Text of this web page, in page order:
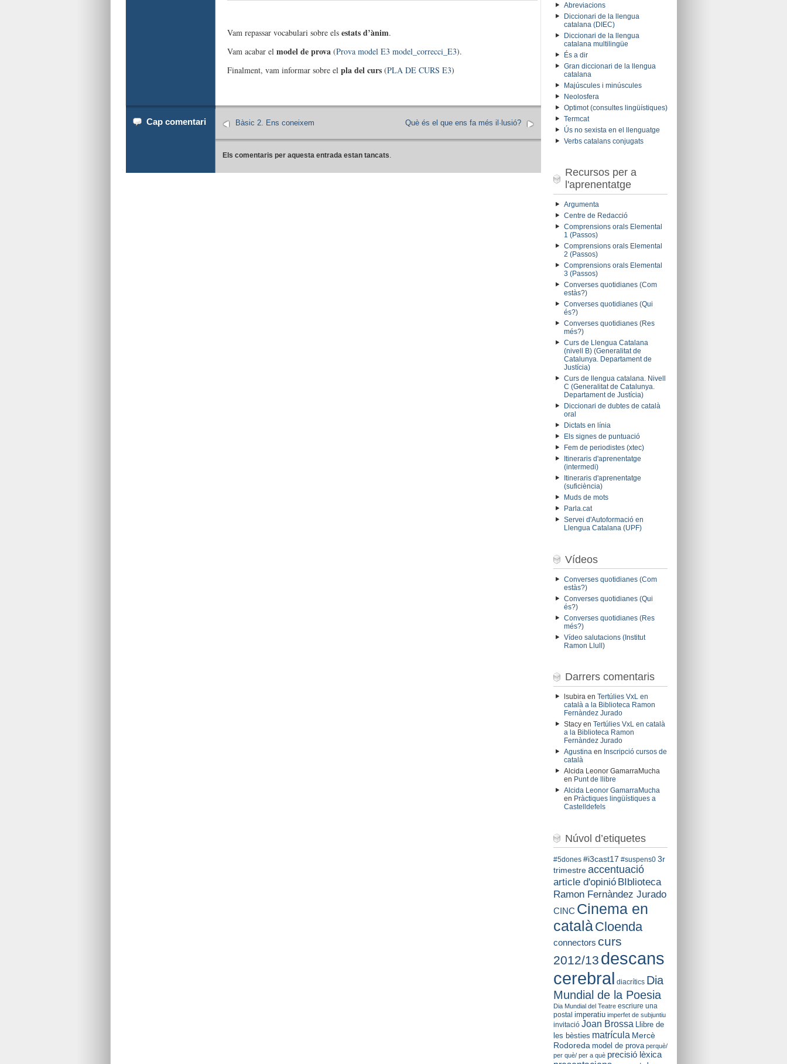
Vam repassar vocabulari sobre els estats d’ànim.
Vam acabar el model de prova(Prova model E3 model_correcci_E3).
Finalment, vam informar sobre el pla del curs (PLA DE CURS E3)
Cap comentari Què és el que ens fa més il·lusió?
Bàsic 2. Ens coneixem
Els comentaris per aquesta entrada estan tancats.
Abreviacions
Diccionari de la llengua
catalana (DIEC)
Diccionari de la llengua
catalana multilingüe
És a dir
Gran diccionari de la llengua
catalana
Majúscules i minúscules
Neolosfera
Optimot (consultes lingüístiques)
Termcat
Ús no sexista en el llenguatge
Verbs catalans conjugats
Recursos per a
l'aprenentatge
Argumenta
Centre de Redacció
Comprensions orals Elemental
1 (Passos)
Comprensions orals Elemental
2 (Passos)
Comprensions orals Elemental
3 (Passos)
Converses quotidianes (Com
estàs?)
Converses quotidianes (Qui
és?)
Converses quotidianes (Res
més?)
Curs de Llengua Catalana
(nivell B) (Generalitat de
Catalunya. Departament de
Justícia)
Curs de llengua catalana. Nivell
C (Generalitat de Catalunya.
Departament de Justícia)
Diccionari de dubtes de català
oral
Dictats en línia
Els signes de puntuació
Fem de periodistes (xtec)
Itineraris d'aprenentatge
(intermedi)
Itineraris d'aprenentatge
(suficiència)
Muds de mots
Parla.cat
Servei d'Autoformació en
Llengua Catalana (UPF)
Vídeos
Converses quotidianes (Com
estàs?)
Converses quotidianes (Qui
és?)
Converses quotidianes (Res
més?)
Vídeo salutacions (Institut
Ramon Llull)
Darrers comentaris
lsubiraen Tertúlies VxL en
català a la Biblioteca Ramon
Fernàndez Jurado
Stacyen Tertúlies VxL en català
a la Biblioteca Ramon
Fernàndez Jurado
Agustinaen Inscripció cursos de
català
Alcida Leonor GamarraMucha
en Punt de llibre
Alcida Leonor GamarraMucha
en Pràctiques lingüístiques a
Castelldefels
Núvol d’etiquetes
#5dones #i3cast17 #suspens0 3r
trimestre accentuació
article d'opinió BIblioteca
Ramon Fernàndez Jurado
CINC Cinema en
catalàCloenda
connectors curs
2012/13 descans
cerebral diacrítics Dia
Mundial de la Poesia
Dia Mundial del Teatre escriure una
postal imperatiu imperfet de subjuntiu
invitació Joan Brossa
Llibre de
les bèsties matrícula Mercè
Rodoreda model de prova perquè/
per què/ per a què precisió lèxica